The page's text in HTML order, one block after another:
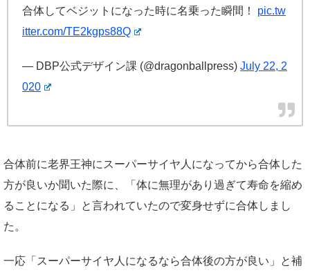
合体してベジットになった時に名乗った瞬間！ pic.tw
itter.com/TE2kgps88Q
— DBP公式デザイン課 (@dragonballpress) July 22, 2
020
合体前に老界王神にスーパーサイヤ人になってから合体した
方が良いか聞いた際に、「体に無理があり過ぎて寿命を縮め
ることになる」と言われていたので変身せずに合体しまし
た。
一応「スーパーサイヤ人になるなら合体後の方が良い」と補